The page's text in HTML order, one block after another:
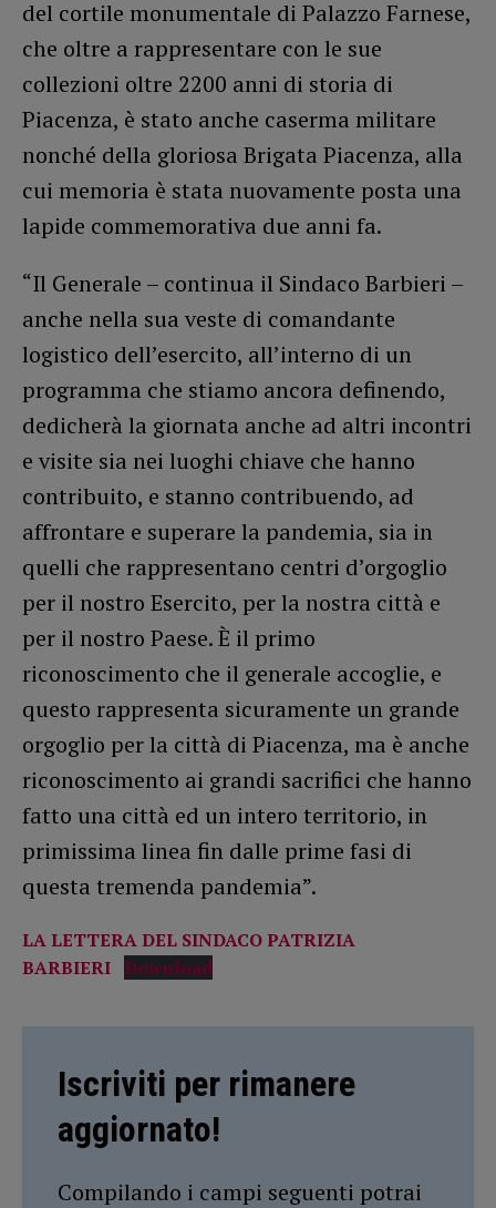
del cortile monumentale di Palazzo Farnese,
che oltre a rappresentare con le sue
collezioni oltre 2200 anni di storia di
Piacenza, è stato anche caserma militare
nonché della gloriosa Brigata Piacenza, alla
cui memoria è stata nuovamente posta una
lapide commemorativa due anni fa.
“Il Generale – continua il Sindaco Barbieri –
anche nella sua veste di comandante
logistico dell’esercito, all’interno di un
programma che stiamo ancora definendo,
dedicherà la giornata anche ad altri incontri
e visite sia nei luoghi chiave che hanno
contribuito, e stanno contribuendo, ad
affrontare e superare la pandemia, sia in
quelli che rappresentano centri d’orgoglio
per il nostro Esercito, per la nostra città e
per il nostro Paese. È il primo
riconoscimento che il generale accoglie, e
questo rappresenta sicuramente un grande
orgoglio per la città di Piacenza, ma è anche
riconoscimento ai grandi sacrifici che hanno
fatto una città ed un intero territorio, in
primissima linea fin dalle prime fasi di
questa tremenda pandemia”.
LA LETTERA DEL SINDACO PATRIZIA
BARBIERI Download
Iscriviti per rimanere
aggiornato!
Compilando i campi seguenti potrai